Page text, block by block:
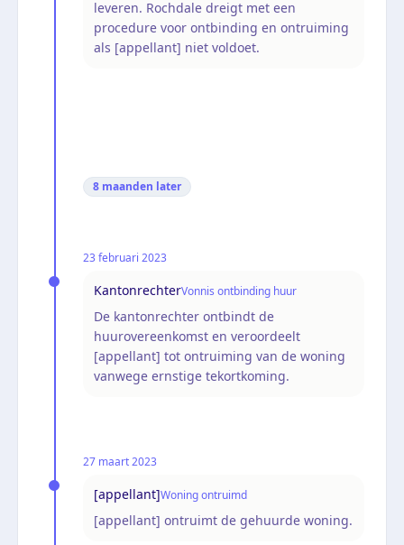
leveren. Rochdale dreigt met een
procedure voor ontbinding en ontruiming
als [appellant] niet voldoet.
8 maanden later
23 februari 2023
KantonrechterVonnis ontbinding huur
De kantonrechter ontbindt de
huurovereenkomst en veroordeelt
[appellant] tot ontruiming van de woning
vanwege ernstige tekortkoming.
27 maart 2023
[appellant]Woning ontruimd
[appellant] ontruimt de gehuurde woning.